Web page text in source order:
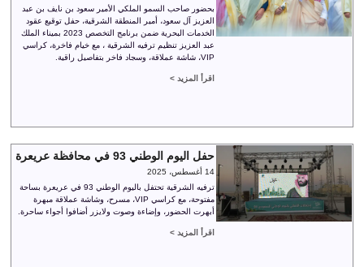
بحضور صاحب السمو الملكي الأمير سعود بن نايف بن عبد
العزيز آل سعود، أمير المنطقة الشرقية، حفل توقيع عقود
الخدمات البحرية ضمن برنامج التخصص 2023 بميناء الملك
عبد العزيز تنظيم ترفيه الشرقية ، مع خيام فاخرة، كراسي
VIP، شاشة عملاقة، وسجاد فاخر بتفاصيل راقية.
اقرأ المزيد >
حفل اليوم الوطني 93 في محافظة عريعرة
14 أغسطس، 2025
ترفيه الشرقية تحتفل باليوم الوطني 93 في عريعرة بساحة
مفتوحة، مع كراسي VIP، مسرح، وشاشة عملاقة مبهرة
أبهرت الحضور، وإضاءة وصوت ولايزر أضافوا أجواء ساحرة.
اقرأ المزيد >